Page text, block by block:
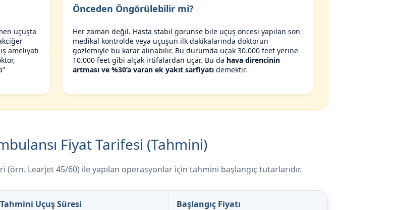
uçuşta
ameliyatı
Önceden Öngörülebilir mi?
Her zaman değil. Hasta stabil görünse bile uçuş öncesi yapılan son
medikal kontrolde veya uçuşun ilk dakikalarında doktorun
gözlemiyle bu karar alınabilir. Bu durumda uçak 30.000 feet yerine
10.000 feet gibi alçak irtifalardan uçar. Bu da hava direncinin
artması ve %30’a varan ek yakıt sarfiyatıdemektir.
Fiyat Tarifesi (Tahmini)
(örn. Learjet 45/60) ile yapılan operasyonlar için tahmini başlangıç tutarlarıdır.
Tahmini Uçuş Süresi Başlangıç Fiyatı